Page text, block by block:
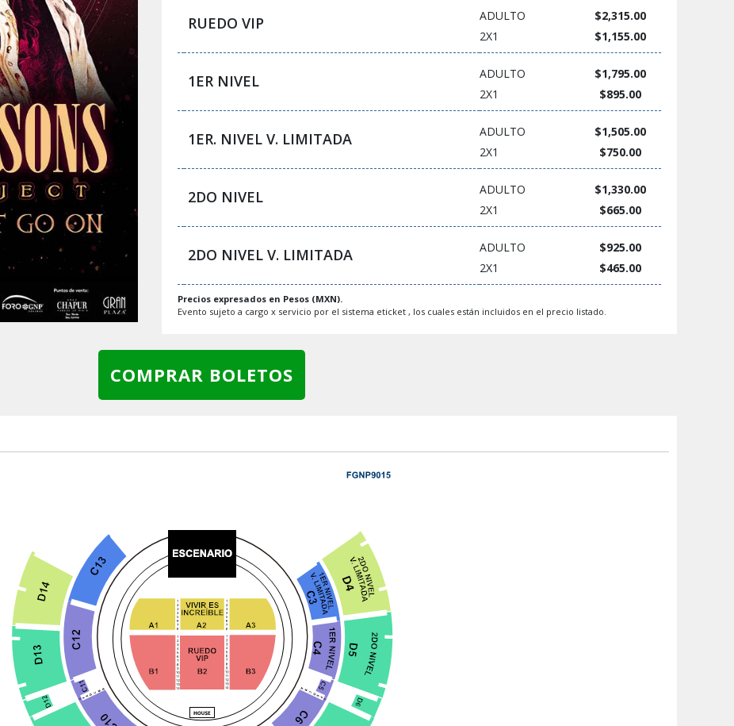
RUEDO VIP ADULTO
$2,315.00
2X1
$1,155.00
1ER NIVEL ADULTO
$1,795.00
2X1
$895.00
1ER. NIVEL V. LIMITADA ADULTO
$1,505.00
2X1
$750.00
2DO NIVEL ADULTO
$1,330.00
2X1
$665.00
2DO NIVEL V. LIMITADA ADULTO
$925.00
2X1
$465.00
Precios expresados en Pesos (MXN).
Evento sujeto a cargo x servicio por el sistema eticket , los cuales están incluidos en el precio listado.
COMPRAR BOLETOS